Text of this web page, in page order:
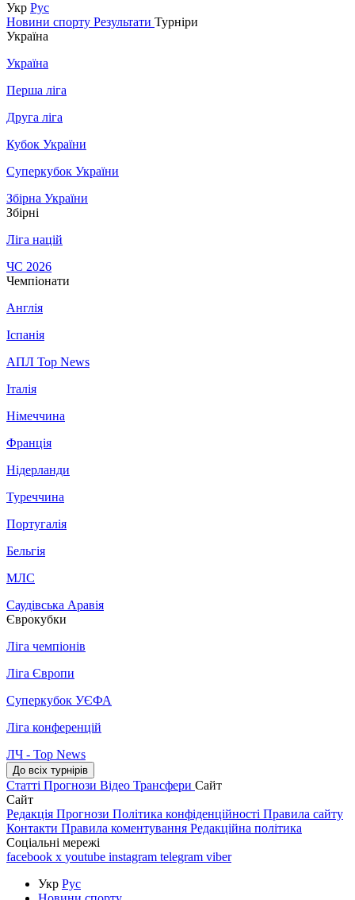
Укр Рус
Новини спорту Результати Турніри
Україна
Україна
Перша ліга
Друга ліга
Кубок України
Суперкубок України
Збірна України
Збірні
Ліга націй
ЧС 2026
Чемпіонати
Англія
Іспанія
АПЛ Top News
Італія
Німеччина
Франція
Нідерланди
Туреччина
Португалія
Бельгія
МЛС
Саудівська Аравія
Єврокубки
Ліга чемпіонів
Ліга Європи
Суперкубок УЄФА
Ліга конференцій
ЛЧ - Top News
До всіх турнірів
Статті Прогнози Відео Трансфери Сайт
Сайт
Редакція Прогнози Політика конфіденційності Правила сайту
Контакти Правила коментування Редакційна політика
Соціальні мережі
facebook x youtube instagram telegram viber
Укр Рус